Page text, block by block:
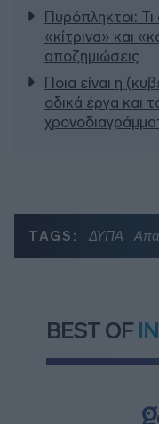
Πυρόπληκτοι:
«κίτρινα» και
αποζημιώσεις
Ποια είναι η
οδικά έργα και
TAGS: ΔΥΠΑ
BEST OF